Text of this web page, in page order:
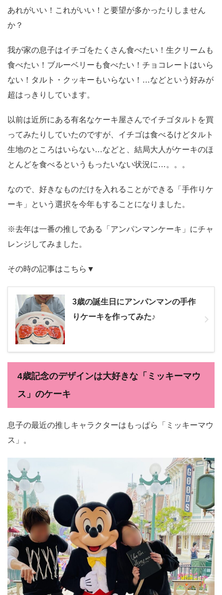
あれがいい！これがいい！と要望が多かったりしません
か？
我が家の息子はイチゴをたくさん食べたい！生クリームも
食べたい！ブルーベリーも食べたい！チョコレートはいら
ない！タルト・クッキーもいらない！…などという好みが
超はっきりしています。
以前は近所にある有名なケーキ屋さんでイチゴタルトを買
ってみたりしていたのですが、イチゴは食べるけどタルト
生地のところはいらない…などと、結局大人がケーキのほ
とんどを食べるというもったいない状況に…。。。
なので、好きなものだけを入れることができる「手作りケ
ーキ」という選択を今年もすることになりました。
※去年は一番の推しである「アンパンマンケーキ」にチャ
レンジしてみました。
その時の記事はこちら▼
3歳の誕生日にアンパンマンの手作
りケーキを作ってみた♪
4歳記念のデザインは大好きな「ミッキーマウ
ス」のケーキ
息子の最近の推しキャラクターはもっぱら「ミッキーマウ
ス」。